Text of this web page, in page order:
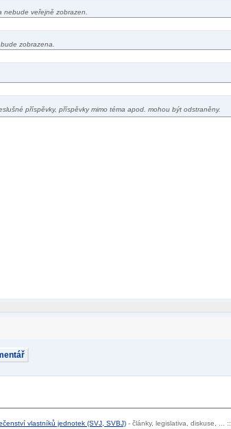
nebude veřejně zobrazen.
zobrazena.
příspěvky, příspěvky mimo téma apod. mohou být odstraněny.
vlastníků jednotek (SVJ, SVBJ) - články, legislativa, diskuse, ... ::